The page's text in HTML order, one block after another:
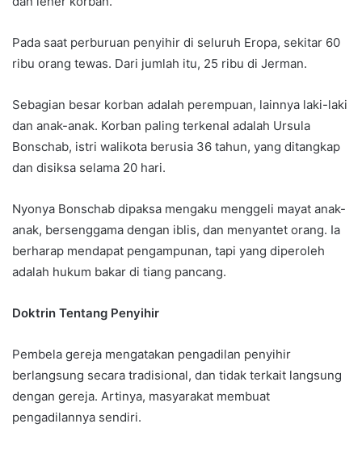
Pada saat perburuan penyihir di seluruh Eropa, sekitar 60
ribu orang tewas. Dari jumlah itu, 25 ribu di Jerman.
Sebagian besar korban adalah perempuan, lainnya laki-laki
dan anak-anak. Korban paling terkenal adalah Ursula
Bonschab, istri walikota berusia 36 tahun, yang ditangkap
dan disiksa selama 20 hari.
Nyonya Bonschab dipaksa mengaku menggeli mayat anak-
anak, bersenggama dengan iblis, dan menyantet orang. Ia
berharap mendapat pengampunan, tapi yang diperoleh
adalah hukum bakar di tiang pancang.
Doktrin Tentang Penyihir
Pembela gereja mengatakan pengadilan penyihir
berlangsung secara tradisional, dan tidak terkait langsung
dengan gereja. Artinya, masyarakat membuat
pengadilannya sendiri.